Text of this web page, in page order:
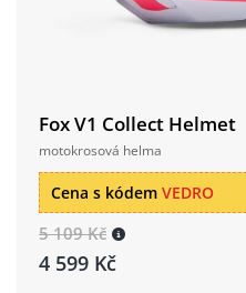
Fox V1 Collect Helmet
motokrosová helma
Cena s kódem VEDRO
5 109 Kč
4 599 Kč